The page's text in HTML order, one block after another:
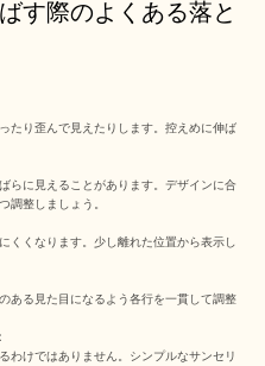
す際のよくある落と
たり歪んで見えたりします。控えめに伸ば
らに見えることがあります。デザインに合
調整しましょう。
くくなります。少し離れた位置から表示し
ある見た目になるよう各行を一貫して調整
わけではありません。シンプルなサンセリ